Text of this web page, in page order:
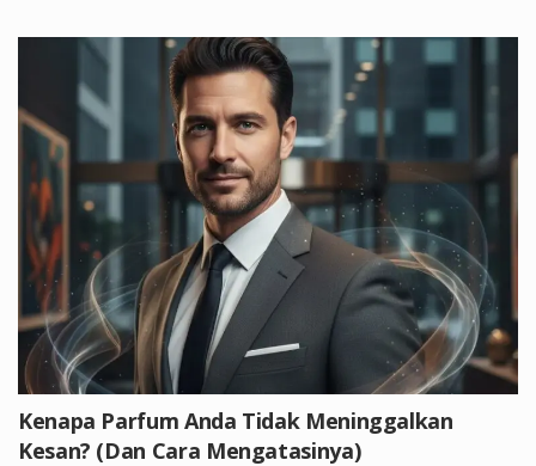
Kenapa Parfum Anda Tidak Meninggalkan
Kesan? (Dan Cara Mengatasinya)